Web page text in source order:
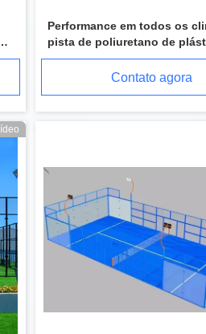
Performance em todos os
pista de poliuretano de
alta fricção
Contato agora